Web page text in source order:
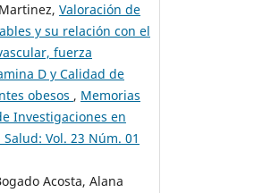
Valoración de
y su relación con el
fuerza
D y Calidad de
obesos , Memorias
Investigaciones en
Vol. 23 Núm. 01
Acosta, Alana